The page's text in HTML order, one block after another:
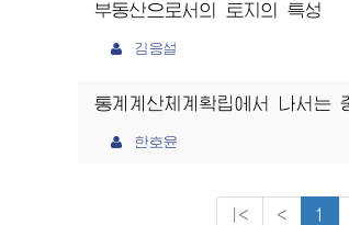
부동산으로서의 토지의 특성
김응설
통계계산체계확립에서 나서는
한호윤
|< < 1